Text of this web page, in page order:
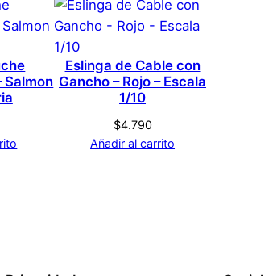
pueden hacer una valoración.
Salmon
Eslinga de Cable con
Gancho – Rojo – Escala
1/10
$4.790
Añadir al carrito